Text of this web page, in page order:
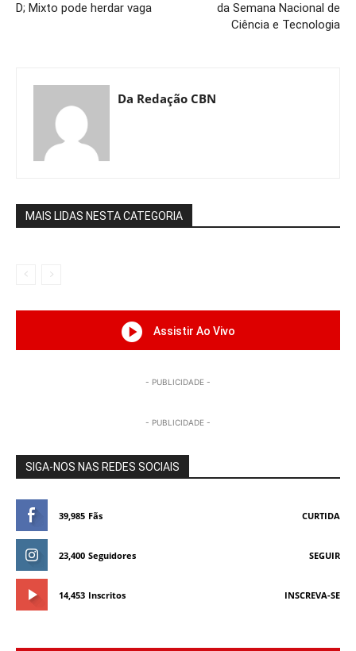
D; Mixto pode herdar vaga
da Semana Nacional de
Ciência e Tecnologia
Da Redação CBN
MAIS LIDAS NESTA CATEGORIA
Assistir Ao Vivo
- PUBLICIDADE -
- PUBLICIDADE -
SIGA-NOS NAS REDES SOCIAIS
39,985 Fãs CURTIDA
23,400 Seguidores SEGUIR
14,453 Inscritos INSCREVA-SE